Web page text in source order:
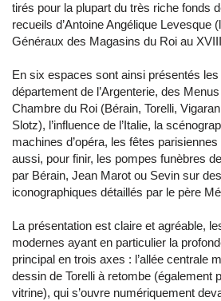
tirés pour la plupart du très riche fonds
recueils d’Antoine Angélique Levesque
Généraux des Magasins du Roi au
En six espaces sont ainsi présentés
département de l’Argenterie, des
Chambre du Roi (Bérain, Torelli,
Slotz), l’influence de l’Italie, la
machines d’opéra, les fêtes
aussi, pour finir, les pompes funèbres
par Bérain, Jean Marot ou Sevin sur
iconographiques détaillés par le père
La présentation est claire et agréable,
modernes ayant en particulier la
principal en trois axes : l’allée centrale
dessin de Torelli à retombe (également
vitrine), qui s’ouvre numériquement